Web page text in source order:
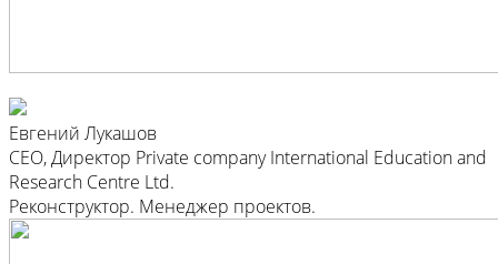
Евгений Лукашов
CEO, Директор Private company International Education and
Research Centre Ltd.
Реконструктор. Менеджер проектов.